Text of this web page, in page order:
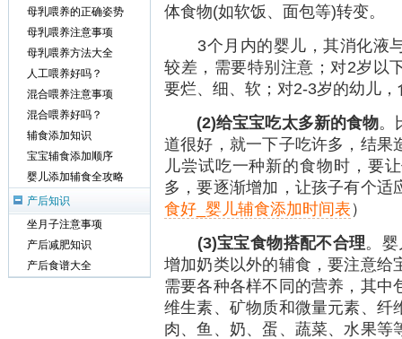
体食物(如软饭、面包等)转变。
3个月内的婴儿，其消化液与
较差，需要特别注意；对2岁以
要烂、细、软；对2-3岁的幼儿
(2)给宝宝吃太多新的食物。
道很好，就一下子吃许多，结果
儿尝试吃一种新的食物时，要
多，要逐渐增加，让孩子有个适
食好_婴儿辅食添加时间表）
(3)宝宝食物搭配不合理。
增加奶类以外的辅食，要注意给
需要各种各样不同的营养，其中
维生素、矿物质和微量元素、纤
肉、鱼、奶、蛋、蔬菜、水果等
母乳喂养的正确姿势
母乳喂养注意事项
母乳喂养方法大全
人工喂养好吗？
混合喂养注意事项
混合喂养好吗？
辅食添加知识
宝宝辅食添加顺序
婴儿添加辅食全攻略
产后知识
坐月子注意事项
产后减肥知识
产后食谱大全